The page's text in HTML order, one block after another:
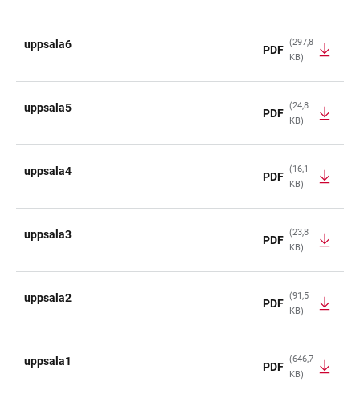
uppsala6 PDF
(297,8
KB)
uppsala5 PDF
(24,8
KB)
uppsala4 PDF
(16,1
KB)
uppsala3 PDF
(23,8
KB)
uppsala2 PDF
(91,5
KB)
uppsala1 PDF
(646,7
KB)